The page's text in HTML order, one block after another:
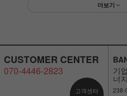
더보기
CUSTOMER CENTER
070-4446-2823
고객센터
기
너
238-